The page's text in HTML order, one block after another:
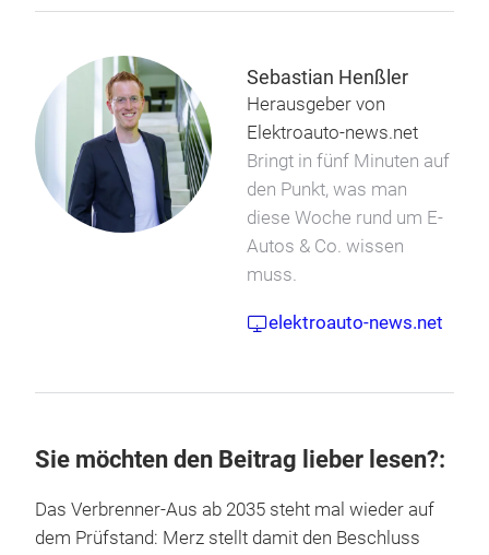
Sebastian Henßler
Herausgeber von
Elektroauto-news.net
Bringt in fünf Minuten auf
den Punkt, was man
diese Woche rund um E-
Autos & Co. wissen
muss.
elektroauto-news.net
Sie möchten den Beitrag lieber lesen?:
Das Verbrenner-Aus ab 2035 steht mal wieder auf
dem Prüfstand: Merz stellt damit den Beschluss